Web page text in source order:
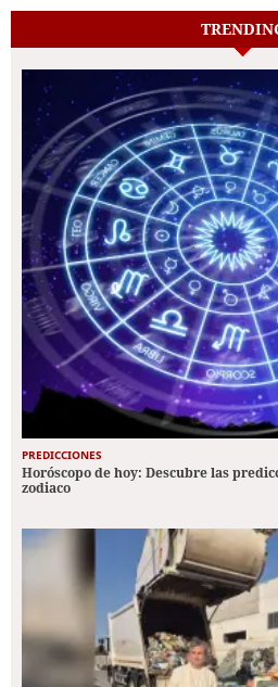
PREDICCIONES
Horóscopo de hoy: Descubre las
zodiaco